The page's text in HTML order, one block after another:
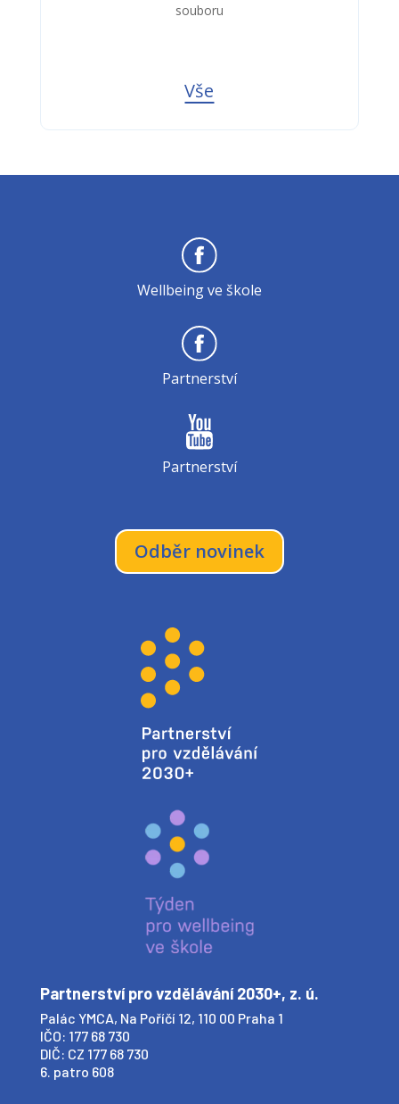
souboru
Vše
Wellbeing ve škole
Partnerství
Partnerství
Odběr novinek
Partnerství pro vzdělávání 2030+, z. ú.
Palác YMCA, Na Poříčí 12, 110 00 Praha 1
IČO: 177 68 730
DIČ: CZ 177 68 730
6. patro 608